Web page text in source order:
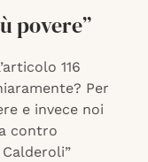
povere”
116
Per
e invece noi
contro